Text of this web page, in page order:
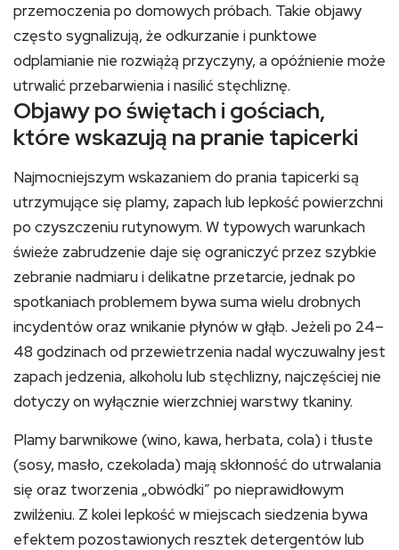
przemoczenia po domowych próbach. Takie objawy
często sygnalizują, że odkurzanie i punktowe
odplamianie nie rozwiążą przyczyny, a opóźnienie może
utrwalić przebarwienia i nasilić stęchliznę.
Objawy po świętach i gościach,
które wskazują na pranie tapicerki
Najmocniejszym wskazaniem do prania tapicerki są
utrzymujące się plamy, zapach lub lepkość powierzchni
po czyszczeniu rutynowym. W typowych warunkach
świeże zabrudzenie daje się ograniczyć przez szybkie
zebranie nadmiaru i delikatne przetarcie, jednak po
spotkaniach problemem bywa suma wielu drobnych
incydentów oraz wnikanie płynów w głąb. Jeżeli po 24–
48 godzinach od przewietrzenia nadal wyczuwalny jest
zapach jedzenia, alkoholu lub stęchlizny, najczęściej nie
dotyczy on wyłącznie wierzchniej warstwy tkaniny.
Plamy barwnikowe (wino, kawa, herbata, cola) i tłuste
(sosy, masło, czekolada) mają skłonność do utrwalania
się oraz tworzenia „obwódki” po nieprawidłowym
zwilżeniu. Z kolei lepkość w miejscach siedzenia bywa
efektem pozostawionych resztek detergentów lub